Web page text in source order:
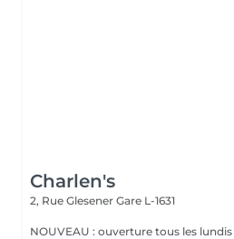
Charlen's
2, Rue Glesener Gare L-1631
NOUVEAU : ouverture tous les lundis